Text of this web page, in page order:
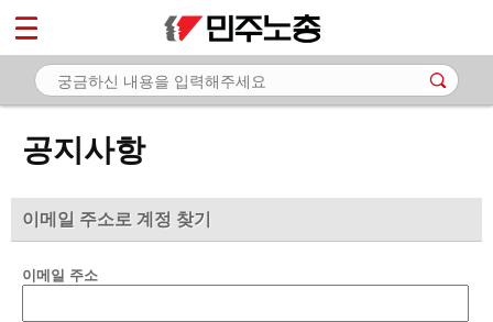
공지사항
이메일 주소로 계정 찾기
이메일 주소
마이페이지
소개
- 공지사항
- 성명·보도